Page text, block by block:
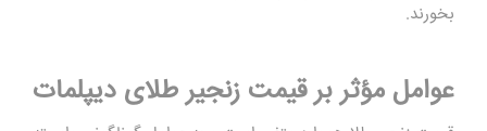
بخورند.
عوامل مؤثر بر قیمت زنجیر طلای دیپلمات